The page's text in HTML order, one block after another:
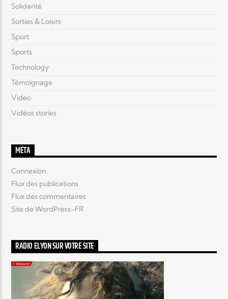
Solidarité
Sorties & Loisirs
Sport
Sports
Technology
Témoignage
Video
Vidéos stories
MÉTA
Connexion
Flux des publications
Flux des commentaires
Site de WordPress-FR
RADIO ELYON SUR VOTRE SITE